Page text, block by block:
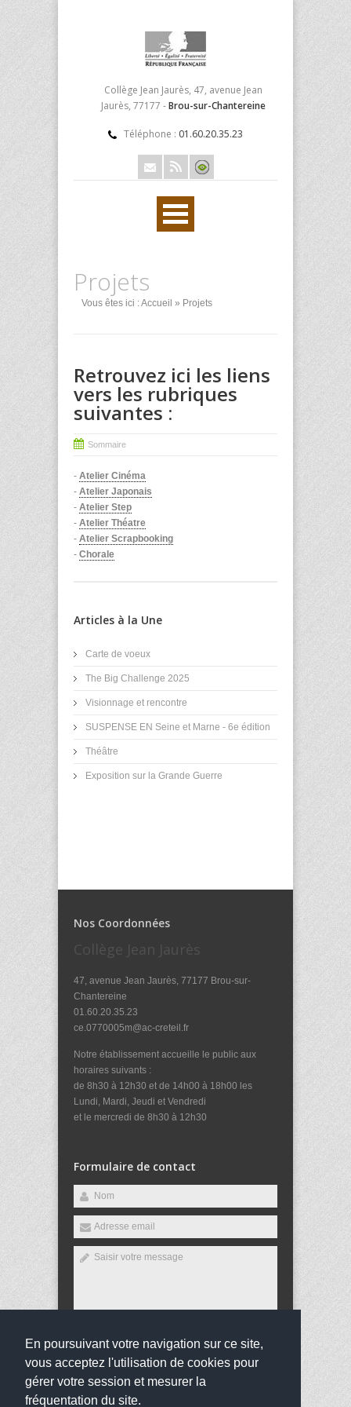
En poursuivant votre navigation sur ce site,
vous acceptez l'utilisation de cookies pour
gérer votre session et mesurer la
fréquentation du site.
Collège Jean Jaurès, 47, avenue Jean
Jaurès, 77177 -Brou-sur-Chantereine
Téléphone : 01.60.20.35.23
Projets
Vous êtes ici :Accueil » Projets
Retrouvez ici les liens
vers les rubriques
suivantes :
Sommaire
- Atelier Cinéma
- Atelier Japonais
- Atelier Step
- Atelier Théatre
- Atelier Scrapbooking
- Chorale
Articles à la Une
Carte de voeux
The Big Challenge 2025
Visionnage et rencontre
SUSPENSE EN Seine et Marne - 6e édition
Théâtre
Exposition sur la Grande Guerre
Nos Coordonnées
Collège Jean Jaurès
47, avenue Jean Jaurès, 77177 Brou-sur-
Chantereine
01.60.20.35.23
ce.0770005m@ac-creteil.fr
Notre établissement accueille le public aux
horaires suivants :
de 8h30 à 12h30 et de 14h00 à 18h00 les
Lundi, Mardi, Jeudi et Vendredi
et le mercredi de 8h30 à 12h30
Formulaire de contact
Envoyer